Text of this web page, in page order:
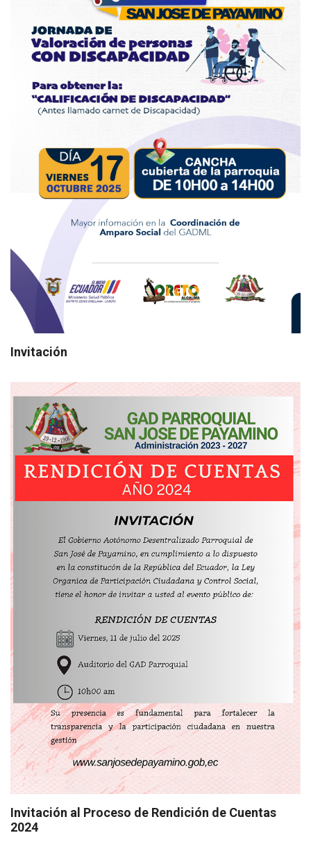
Invitación
Invitación al Proceso de Rendición de Cuentas
2024